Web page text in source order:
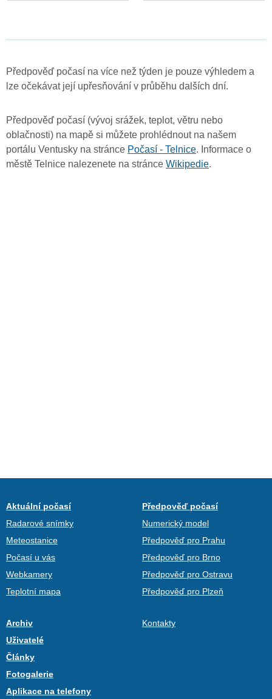
Předpověď počasí na více než týden je pouze výhledem a
lze očekávat její upřesňování v průběhu dalších dní.
Předpověď počasí (vývoj srážek, teplot, větru nebo
oblačnosti) na mapě si můžete prohlédnout na našem
portálu Ventusky na stránce Počasí - Telnice. Informace o
městě Telnice nalezenete na stránce Wikipedie.
Aktuální počasí
Radarové snímky
Meteostanice
Počasí u vás
Webkamery
Teplotní mapa
Předpověď počasí
Numerický model
Předpověď pro Prahu
Předpověď pro Brno
Předpověď pro Ostravu
Předpověď pro Plzeň
Archiv
Uživatelé
Články
Fotogalerie
Aplikace na telefony
Kontakty